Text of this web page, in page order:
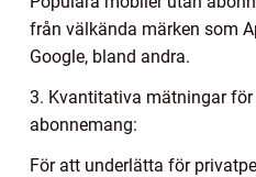
från välkända märken som
Google, bland andra.
3. Kvantitativa mätningar
abonnemang:
För att underlätta för